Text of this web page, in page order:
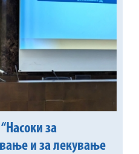
за
и за лекување